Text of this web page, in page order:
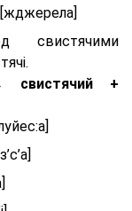
свистячими
свистячий +